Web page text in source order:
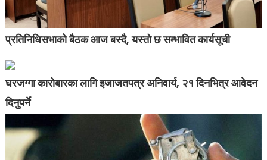
प्रतिनिधिसभाको बैठक आज बस्दै, यस्तो छ सम्भावित कार्यसूची
घरजग्गा कारोबारका लागि इजाजतपत्र अनिवार्य, २१ दिनभित्र आवेदन
दिनुपर्ने